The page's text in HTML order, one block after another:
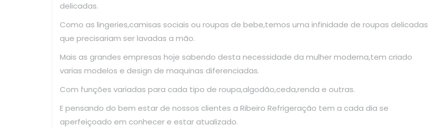
delicadas.
Como as lingeries,camisas sociais ou roupas de bebe,temos uma infinidade de roupas delicadas
que precisariam ser lavadas a mão.
Mais as grandes empresas hoje sabendo desta necessidade da mulher moderna,tem criado
varias modelos e design de maquinas diferenciadas.
Com funções variadas para cada tipo de roupa,algodão,ceda,renda e outras.
E pensando do bem estar de nossos clientes a Ribeiro Refrigeração tem a cada dia se
aperfeiçoado em conhecer e estar atualizado.